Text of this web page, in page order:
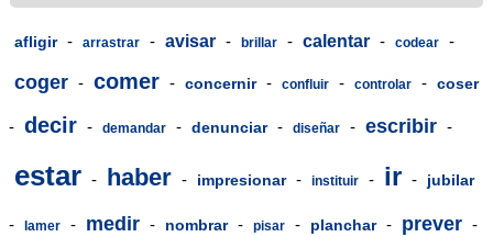
afligir - arrastrar - avisar - brillar - calentar - codear -
coger - comer - concernir - confluir - controlar - coser
- decir - demandar - denunciar - diseñar - escribir -
estar - haber - impresionar - instituir - ir - jubilar
- lamer - medir - nombrar - pisar - planchar - prever -